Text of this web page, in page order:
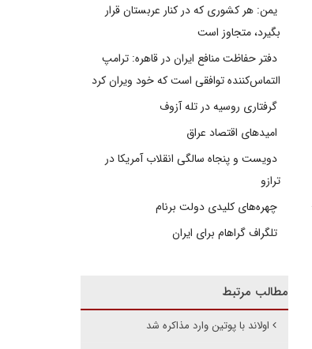
یمن: هر کشوری که در کنار عربستان قرار
بگیرد، متجاوز است
دفتر حفاظت منافع ایران در قاهره: ترامپ
التماس‌کننده توافقی است که خود ویران کرد
گرفتاری روسیه در تله آزوف
امیدهای اقتصاد عراق
دویست و پنجاه سالگی انقلاب آمریکا در
ترازو
چهره‌های کلیدی دولت برنام
تلگراف گراهام برای ایران
مطالب مرتبط
اولاند با پوتین وارد مذاکره شد